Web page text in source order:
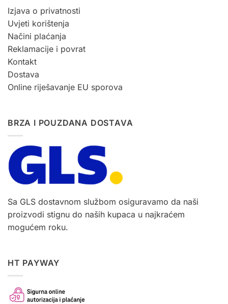
Izjava o privatnosti
Uvjeti korištenja
Načini plaćanja
Reklamacije i povrat
Kontakt
Dostava
Online riješavanje EU sporova
BRZA I POUZDANA DOSTAVA
Sa GLS dostavnom službom osiguravamo da naši
proizvodi stignu do naših kupaca u najkraćem
mogućem roku.
HT PAYWAY